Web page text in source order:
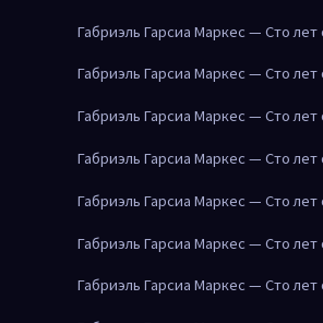
Габриэль Гарсиа Маркес — Сто
Габриэль Гарсиа Маркес — Сто
Габриэль Гарсиа Маркес — Сто
Габриэль Гарсиа Маркес — Сто
Габриэль Гарсиа Маркес — Сто
Габриэль Гарсиа Маркес — Сто
Габриэль Гарсиа Маркес — Сто